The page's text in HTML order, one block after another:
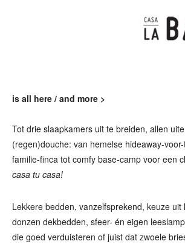
is all here / and more >
Tot drie slaapkamers uit te breiden, allen
(regen)douche: van hemelse hideaway-
familie-finca tot comfy base-camp voor een
casa tu casa!
Lekkere bedden, vanzelfsprekend, keuze uit
donzen dekbedden, sfeer- én eigen
die goed verduisteren of juist dat zwoele